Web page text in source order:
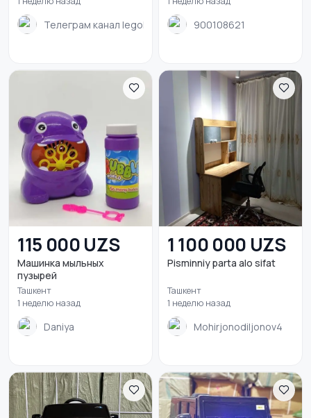
Телеграм канал legoklub 900108621
115 000 UZS
Машинка мыльных
пузырей
Ташкент
1 неделю назад
Daniya
1 100 000 UZS
Pisminniy parta alo sifat
Ташкент
1 неделю назад
Mohirjonodiljonov4